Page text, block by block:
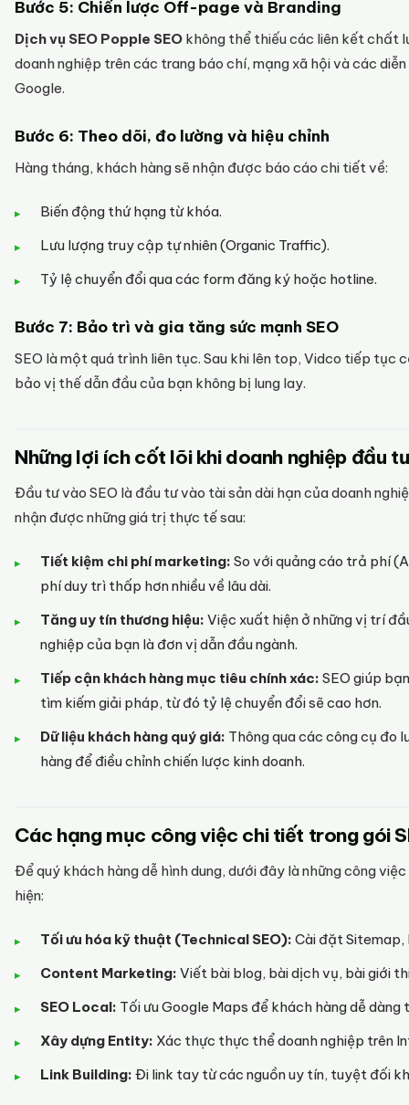
Bước 5: Chiến lược Off-page và Branding
Dịch vụ SEO Popple SEO không thể thiếu các liên kết chất
doanh nghiệp trên các trang báo chí, mạng xã hội và các
Google.
Bước 6: Theo dõi, đo lường và hiệu chỉnh
Hàng tháng, khách hàng sẽ nhận được báo cáo chi tiết về:
Biến động thứ hạng từ khóa.
Lưu lượng truy cập tự nhiên (Organic Traffic).
Tỷ lệ chuyển đổi qua các form đăng ký hoặc hotline.
Bước 7: Bảo trì và gia tăng sức mạnh SEO
SEO là một quá trình liên tục. Sau khi lên top, Vidco tiếp tục
bảo vị thế dẫn đầu của bạn không bị lung lay.
Những lợi ích cốt lõi khi doanh nghiệp đầu
Đầu tư vào SEO là đầu tư vào tài sản dài hạn của doanh
nhận được những giá trị thực tế sau:
Tiết kiệm chi phí marketing: So với quảng cáo trả phí
phí duy trì thấp hơn nhiều về lâu dài.
Tăng uy tín thương hiệu: Việc xuất hiện ở những vị trí
nghiệp của bạn là đơn vị dẫn đầu ngành.
Tiếp cận khách hàng mục tiêu chính xác: SEO giúp
tìm kiếm giải pháp, từ đó tỷ lệ chuyển đổi sẽ cao hơn.
Dữ liệu khách hàng quý giá: Thông qua các công cụ đo
hàng để điều chỉnh chiến lược kinh doanh.
Các hạng mục công việc chi tiết trong gói
Để quý khách hàng dễ hình dung, dưới đây là những công
hiện:
Tối ưu hóa kỹ thuật (Technical SEO): Cài đặt
Content Marketing: Viết bài blog, bài dịch vụ, bài giới
SEO Local: Tối ưu Google Maps để khách hàng dễ
Xây dựng Entity: Xác thực thực thể doanh nghiệp trên
Link Building: Đi link tay từ các nguồn uy tín, tuyệt đối